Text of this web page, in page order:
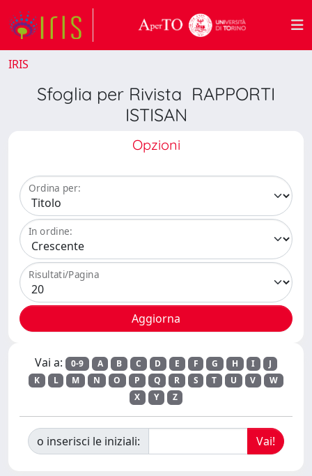
IRIS
Sfoglia per Rivista RAPPORTI
ISTISAN
Opzioni
Ordina per:
In ordine:
Risultati/Pagina
Vai a: 0-9 A B C D E F G H I
J
K
L M N O P Q R S T U V
W
X
Y Z
o inserisci le iniziali: